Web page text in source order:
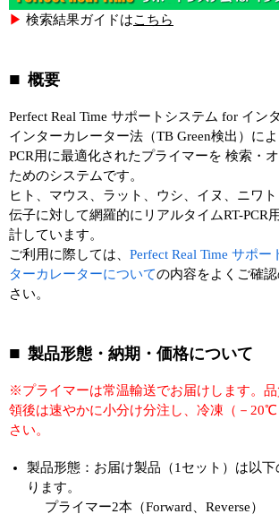
サンプル請求
プライマー・プローブ検索・注文
ラーニングセンター
実験ガイド
リアルタイムPCR実験ガイド
遺伝子検査ガイド（食品・水質・家畜他）
NGSポータルサイト
幹細胞・再生医療研究ガイド
細胞選択ガイド
エピジェネティクス実験ガイド
RNAi実験ガイド
アプリケーションノート
▶ 検索結果ガイドはこちら
概要
Perfect Real Time サポートシステム for イン
インターカレーター法（TB Green検出）に
PCR用に最適化されたプライマーを 検索・
ためのシステムです。
ヒト、マウス、ラット、ウシ、イヌ、ニワト
伝子に対して網羅的にリアルタイムRT-PCR
計しています。
ご利用に際しては、 Perfect Real Time サポ
ターカレーターについての内容をよくご確
さい。
製品形態・納期・価格について
※プライマーは常温輸送でお届けします。
領後は速やかに小分け分注し、冷凍（－
さい。
製品形態：お届け製品（1セット）は以
ります。
プライマー2本（Forward、Reverse）